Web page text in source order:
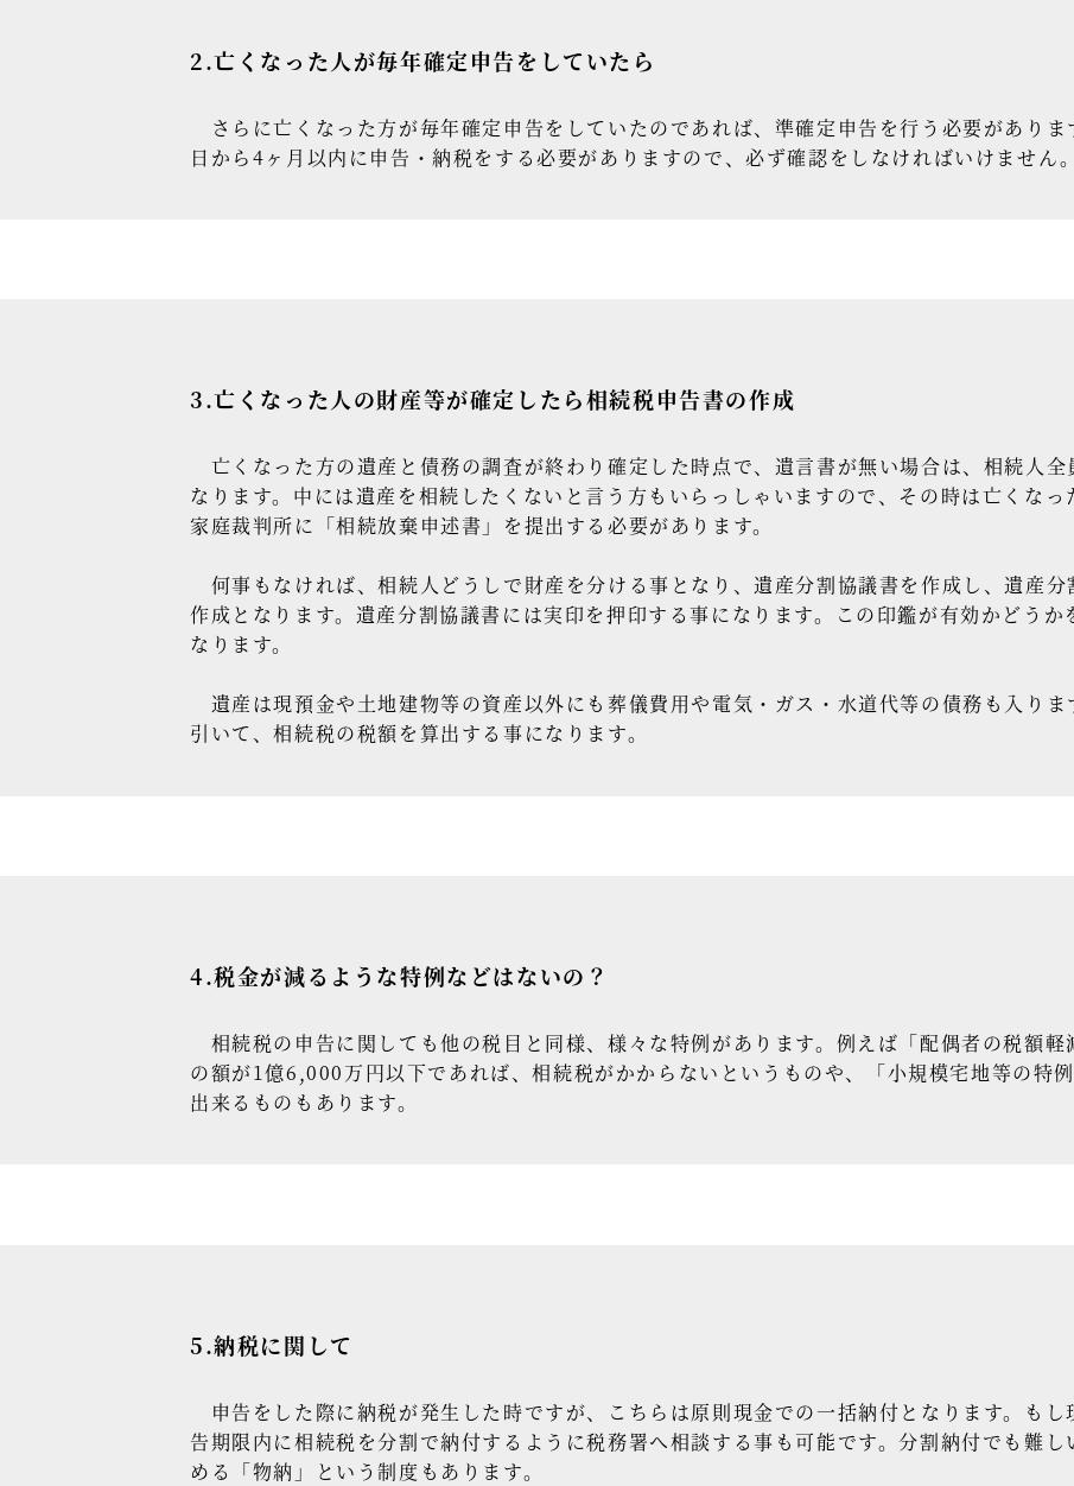
2.亡くなった人が毎年確定申告をしていたら
さらに亡くなった方が毎年確定申告をしていたのであれば、準確定申告を行う必要がありま
日から4ヶ月以内に申告・納税をする必要がありますので、必ず確認をしなければいけません。
3.亡くなった人の財産等が確定したら相続税申告書の作成
亡くなった方の遺産と債務の調査が終わり確定した時点で、遺言書が無い場合は、相続人
なります。中には遺産を相続したくないと言う方もいらっしゃいますので、その時は亡くなっ
家庭裁判所に「相続放棄申述書」を提出する必要があります。
何事もなければ、相続人どうしで財産を分ける事となり、遺産分割協議書を作成し、遺産
作成となります。遺産分割協議書には実印を押印する事になります。この印鑑が有効かどうか
なります。
遺産は現預金や土地建物等の資産以外にも葬儀費用や電気・ガス・水道代等の債務も入り
引いて、相続税の税額を算出する事になります。
4.税金が減るような特例などはないの？
相続税の申告に関しても他の税目と同様、様々な特例があります。例えば「配偶者の税額
の額が1億6,000万円以下であれば、相続税がかからないというものや、「小規模宅地等の特
出来るものもあります。
5.納税に関して
申告をした際に納税が発生した時ですが、こちらは原則現金での一括納付となります。も
告期限内に相続税を分割で納付するように税務署へ相談する事も可能です。分割納付でも難
める「物納」という制度もあります。